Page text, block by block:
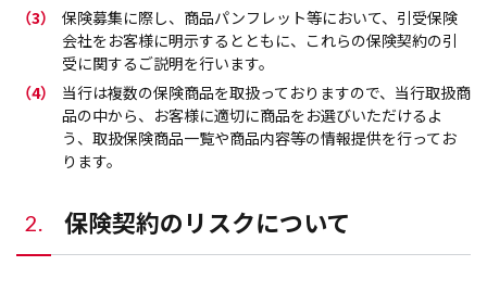
（3）
保険募集に際し、商品パンフレット等において、引受保険
会社をお客様に明示するとともに、これらの保険契約の引
受に関するご説明を行います。
（4）
当行は複数の保険商品を取扱っておりますので、当行取扱商
品の中から、お客様に適切に商品をお選びいただけるよ
う、取扱保険商品一覧や商品内容等の情報提供を行ってお
ります。
2. 保険契約のリスクについて